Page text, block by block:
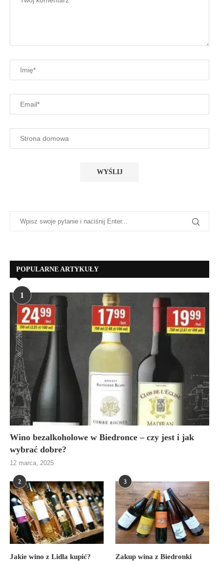
POPULARNE ARTYKUŁY
1
Wino bezalkoholowe w Biedronce – czy jest i jak
wybrać dobre?
12 marca, 2025
2
Jakie wino z Lidla kupić?
3
Zakup wina z Biedronki